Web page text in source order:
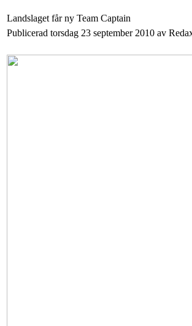
Landslaget får ny Team Captain
Publicerad torsdag 23 september 2010 av